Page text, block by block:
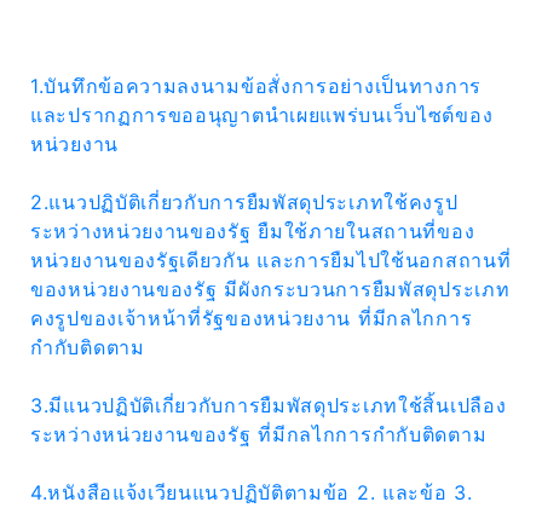
Search
for:
Search
1.บันทึกข้อความลงนามข้อสั่งการอย่างเป็นทางการ
และปรากฏการขออนุญาตนำเผยแพร่บนเว็บไซต์ของ
หน่วยงาน
2.แนวปฏิบัติเกี่ยวกับการยืมพัสดุประเภทใช้คงรูป
ระหว่างหน่วยงานของรัฐ ยืมใช้ภายในสถานที่ของ
หน่วยงานของรัฐเดียวกัน และการยืมไปใช้นอกสถานที่
ของหน่วยงานของรัฐ มีผังกระบวนการยืมพัสดุประเภท
คงรูปของเจ้าหน้าที่รัฐของหน่วยงาน ที่มีกลไกการ
กำกับติดตาม
3.มีแนวปฏิบัติเกี่ยวกับการยืมพัสดุประเภทใช้สิ้นเปลือง
ระหว่างหน่วยงานของรัฐ ที่มีกลไกการกำกับติดตาม
4.หนังสือแจ้งเวียนแนวปฏิบัติตามข้อ 2. และข้อ 3.